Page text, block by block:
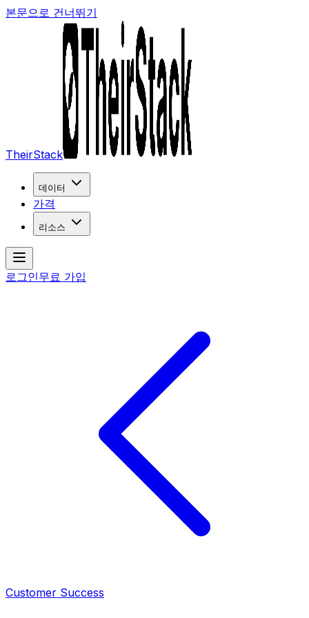
본문으로 건너뛰기
TheirStack
데이터
가격
리소스
로그인무료 가입
Customer Success